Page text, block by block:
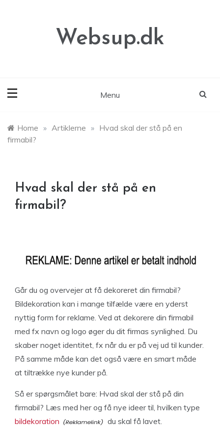
Websup.dk
Menu
Home » Artiklerne » Hvad skal der stå på en
firmabil?
Hvad skal der stå på en
firmabil?
Går du og overvejer at få dekoreret din firmabil?
Bildekoration kan i mange tilfælde være en yderst
nyttig form for reklame. Ved at dekorere din firmabil
med fx navn og logo øger du dit firmas synlighed. Du
skaber noget identitet, fx når du er på vej ud til kunder.
På samme måde kan det også være en smart måde
at tiltrække nye kunder på.
Så er spørgsmålet bare: Hvad skal der stå på din
firmabil? Læs med her og få nye ideer til, hvilken type
bildekoration
du skal få lavet.